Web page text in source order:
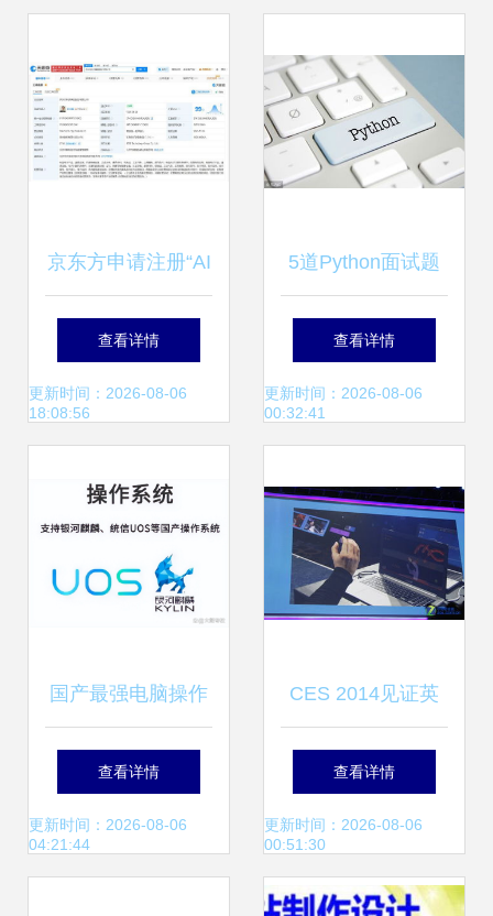
京东方申请注册“AI
工厂”商标，加速计
算机软硬件布局
查看详情
更新时间：2026-08-06
18:08:56
5道Python面试题
从算法到软硬件系
统交付难度解读
查看详情
更新时间：2026-08-06
00:32:41
国产最强电脑操作
系统诞生 用户超
5000万，适配软硬
查看详情
更新时间：2026-08-06
04:21:44
CES 2014见证英
特尔推身临其境化
互动设备 软硬件联
合推动计算新纪元
查看详情
更新时间：2026-08-06
00:51:30